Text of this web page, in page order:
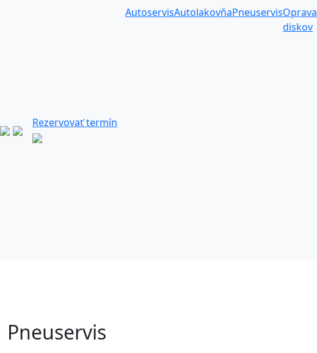
Rezervovať termín
AutoservisAutolakovňaPneuservisOprava
diskov
Pneuservis